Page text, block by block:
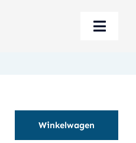
Toggle
Winkelwagen